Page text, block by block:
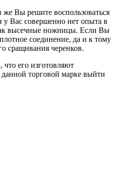
Вы решите воспользоваться
у Вас совершенно нет опыта в
высечные ножницы. Если Вы
соединение, да и к тому
сращивания черенков.
его изготовляют
торговой марке выйти